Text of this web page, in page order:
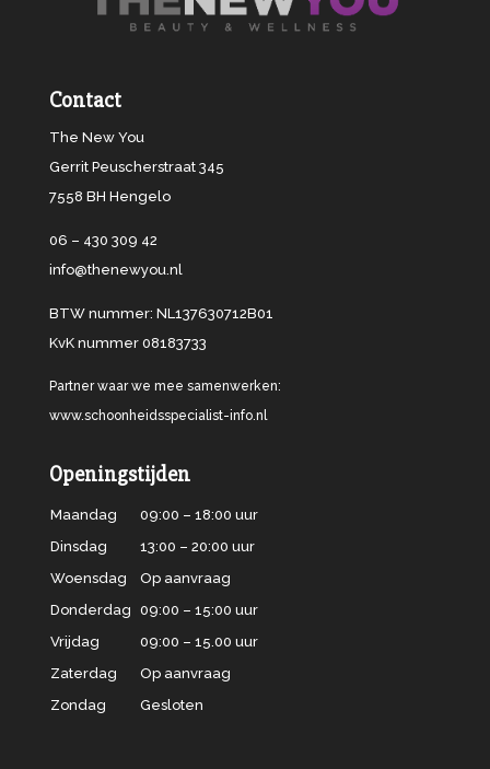
Contact
The New You
Gerrit Peuscherstraat 345
7558 BH Hengelo
06 – 430 309 42
info@thenewyou.nl
BTW nummer: NL137630712B01
KvK nummer 08183733
Partner waar we mee samenwerken:
www.schoonheidsspecialist-info.nl
Openingstijden
Maandag
09:00 – 18:00 uur
Dinsdag
13:00 – 20:00 uur
Woensdag
Op aanvraag
Donderdag 09:00 – 15:00 uur
Vrijdag
09:00 – 15.00 uur
Zaterdag
Op aanvraag
Zondag
Gesloten